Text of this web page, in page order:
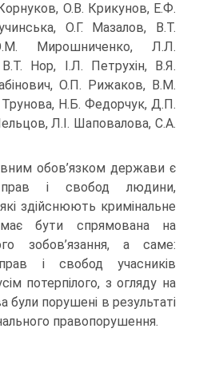
О.В. Крикунов, Е.Ф.
О.Г. Мазалов, В.Т.
Мирошниченко, Л.Л.
Нор, І.Л. Петрухін, В.Я.
О.П. Рижаков, В.М.
Н.Б. Федорчук, Д.П.
Л.І. Шаповалова, С.А.
обов’язком держави є
прав і свобод людини,
які здійснюють кримінальне
бути спрямована на
зобов’язання, а саме:
і свобод учасників
потерпілого, з огляду на
були порушені в результаті
правопорушення.